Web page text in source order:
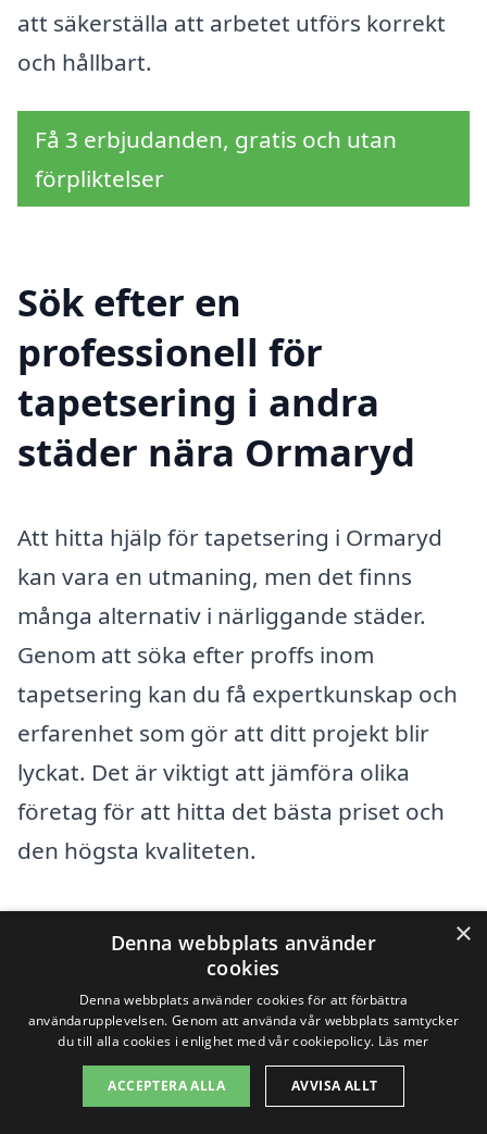
att säkerställa att arbetet utförs korrekt
och hållbart.
Få 3 erbjudanden, gratis och utan
förpliktelser
Sök efter en
professionell för
tapetsering i andra
städer nära Ormaryd
Att hitta hjälp för tapetsering i Ormaryd
kan vara en utmaning, men det finns
många alternativ i närliggande städer.
Genom att söka efter proffs inom
tapetsering kan du få expertkunskap och
erfarenhet som gör att ditt projekt blir
lyckat. Det är viktigt att jämföra olika
företag för att hitta det bästa priset och
den högsta kvaliteten.
När du letar efter tapetsering i Ormaryd,
tänk på att även utforska möjligheterna i
följande närliggande städer:
Nässjö
×
Denna webbplats använder
cookies
Denna webbplats använder cookies för att förbättra
användarupplevelsen. Genom att använda vår webbplats samtycker
du till alla cookies i enlighet med vår cookiepolicy. Läs mer
ACCEPTERA ALLA AVVISA ALLT